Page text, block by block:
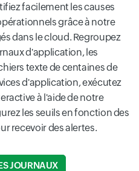
facilement les causes
grâce à notre
dans le cloud. Regroupez
d'application, les
texte de centaines de
d'application, exécutez
à l'aide de notre
les seuils en fonction des
recevoir des alertes.
JOURNAUX